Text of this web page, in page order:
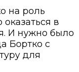
на роль
в
И нужно было
Бортко с
для